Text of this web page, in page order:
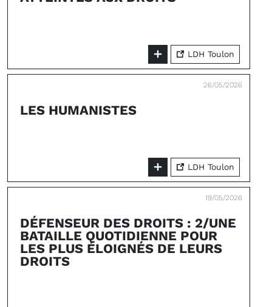
LDH Toulon
26/05/2026
LES HUMANISTES
LDH Toulon
19/05/2026
DÉFENSEUR DES DROITS : 2/UNE
BATAILLE QUOTIDIENNE POUR
LES PLUS ÉLOIGNÉS DE LEURS
DROITS